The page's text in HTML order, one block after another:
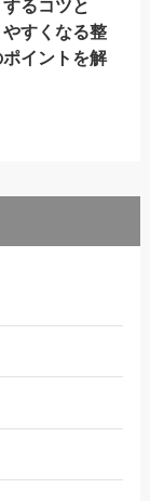
るコツと
すくなる整
イントを解